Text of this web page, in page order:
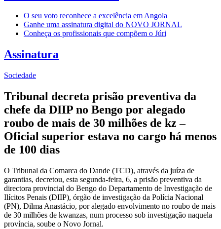
O seu voto reconhece a excelência em Angola
Ganhe uma assinatura digital do NOVO JORNAL
Conheça os profissionais que compõem o Júri
Assinatura
Sociedade
Tribunal decreta prisão preventiva da
chefe da DIIP no Bengo por alegado
roubo de mais de 30 milhões de kz –
Oficial superior estava no cargo há menos
de 100 dias
O Tribunal da Comarca do Dande (TCD), através da juíza de
garantias, decretou, esta segunda-feira, 6, a prisão preventiva da
directora provincial do Bengo do Departamento de Investigação de
Ilícitos Penais (DIIP), órgão de investigação da Polícia Nacional
(PN), Dilma Anastácio, por alegado envolvimento no roubo de mais
de 30 milhões de kwanzas, num processo sob investigação naquela
província, soube o Novo Jornal.